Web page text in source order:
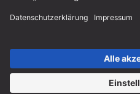
© 2026 sauter GmbH
* kostenloser Versand ab 150
Deutschlands für die Standard-
Sperrgut und Fracht
In Abh. des Lieferlandes kann die